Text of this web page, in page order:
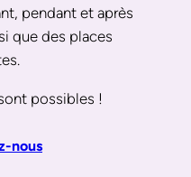
pendant et après
que des places
possibles !
nous